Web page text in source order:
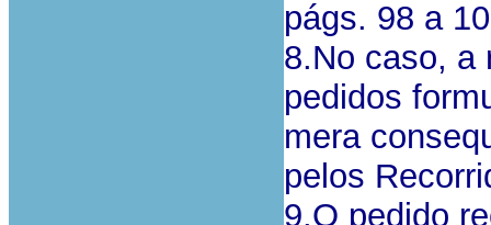
págs. 98 a
8.No caso, a
pedidos
mera
pelos
9.O pedido